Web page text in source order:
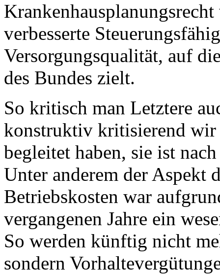
verbesserte
Versorgungsqualität, auf
des Bundes zielt.
So kritisch man Letztere
konstruktiv kritisierend wir
begleitet haben, sie ist
Unter anderem der Aspekt
Betriebskosten war
vergangenen Jahre ein
So werden künftig nicht
sondern